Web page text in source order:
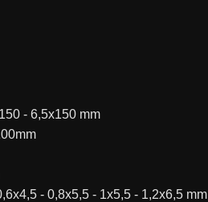
- 6,5x150 mm
0,6x4,5 - 0,8x5,5 - 1x5,5 - 1,2x6,5 mm